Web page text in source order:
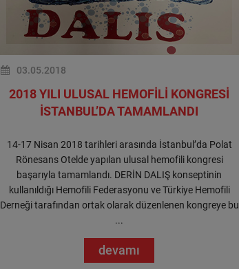
03.05.2018
2018 YILI ULUSAL HEMOFİLİ KONGRESİ
İSTANBUL’DA TAMAMLANDI
14-17 Nisan 2018 tarihleri arasında İstanbul’da Polat
Rönesans Otelde yapılan ulusal hemofili kongresi
başarıyla tamamlandı. DERİN DALIŞ konseptinin
kullanıldığı Hemofili Federasyonu ve Türkiye Hemofili
Derneği tarafından ortak olarak düzenlenen kongreye bu
...
devamı